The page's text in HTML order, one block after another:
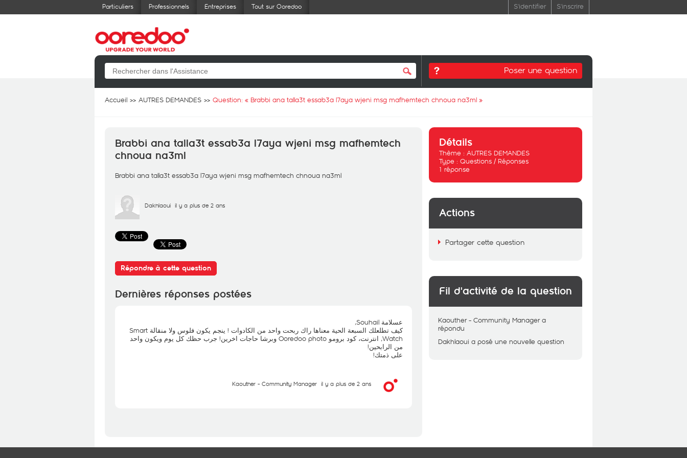
Particuliers Professionnels Entreprises Tout sur Ooredoo S'identifier S'inscrire
Poser une question
Accueil AUTRES DEMANDES Question: « Brabbi ana talla3t essab3a l7aya wjeni msg mafhemtech chnoua na3ml »
Brabbi ana talla3t essab3a l7aya wjeni msg mafhemtech
chnoua na3ml
Brabbi ana talla3t essab3a l7aya wjeni msg mafhemtech chnoua na3ml
Dakhlaoui il y a plus de 2 ans
Répondre à cette question
Dernières réponses postées
عسلامة Souhail,
كيف تطلعلك السبعة الحية معناها راك ربحت واحد من الكادوات ! ينجم يكون فلوس ولا منقالة Smart
Watch, انترنت، كود برومو Ooredoo photo وبرشا حاجات اخرين! جرب حظك كل يوم ويكون واحد
من الرابحين!
على ذمتك!
Kaouther - Community Manager il y a plus de 2 ans
Détails
Thème : AUTRES DEMANDES
Type : Questions / Réponses
1 réponse
Actions
Partager cette question
Fil d'activité de la question
Kaouther - Community Manager a
répondu
Dakhlaoui a posé une nouvelle question